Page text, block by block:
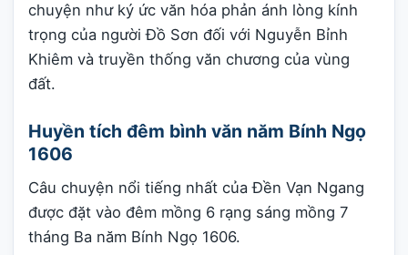
chuyện như ký ức văn hóa phản ánh lòng kính
trọng của người Đồ Sơn đối với Nguyễn Bỉnh
Khiêm và truyền thống văn chương của vùng
đất.
Huyền tích đêm bình văn năm Bính Ngọ
1606
Câu chuyện nổi tiếng nhất của Đền Vạn Ngang
được đặt vào đêm mồng 6 rạng sáng mồng 7
tháng Ba năm Bính Ngọ 1606.